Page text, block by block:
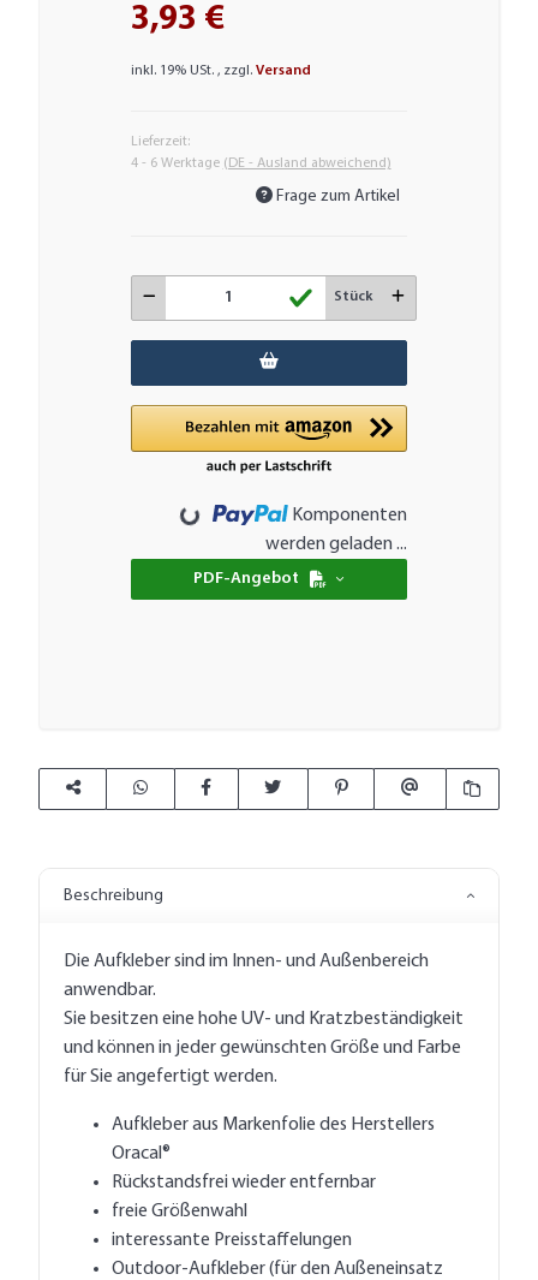
3,93 €
inkl. 19% USt. , zzgl. Versand
Lieferzeit:
4 - 6 Werktage (DE - Ausland abweichend)
Frage zum Artikel
Stück
Loading...
Komponenten
werden geladen ...
PDF-Angebot
Beschreibung
Die Aufkleber sind im Innen- und Außenbereich
anwendbar.
Sie besitzen eine hohe UV- und Kratzbeständigkeit
und können in jeder gewünschten Größe und Farbe
für Sie angefertigt werden.
Aufkleber aus Markenfolie des Herstellers
Oracal®
Rückstandsfrei wieder entfernbar
freie Größenwahl
interessante Preisstaffelungen
Outdoor-Aufkleber (für den Außeneinsatz